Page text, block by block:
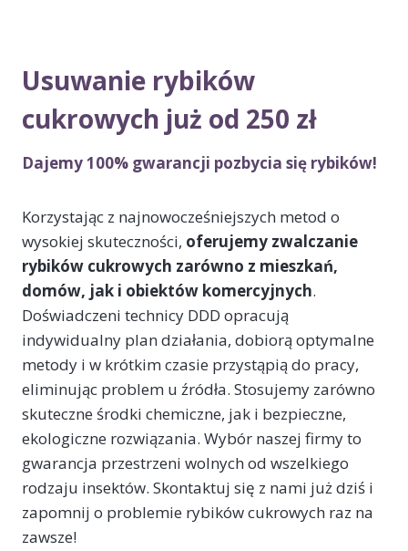
Usuwanie rybików
cukrowych już od 250 zł
Dajemy 100% gwarancji pozbycia się rybików!
Korzystając z najnowocześniejszych metod o
wysokiej skuteczności, oferujemy zwalczanie
rybików cukrowych zarówno z mieszkań,
domów, jak i obiektów komercyjnych.
Doświadczeni technicy DDD opracują
indywidualny plan działania, dobiorą optymalne
metody i w krótkim czasie przystąpią do pracy,
eliminując problem u źródła. Stosujemy zarówno
skuteczne środki chemiczne, jak i bezpieczne,
ekologiczne rozwiązania. Wybór naszej firmy to
gwarancja przestrzeni wolnych od wszelkiego
rodzaju insektów. Skontaktuj się z nami już dziś i
zapomnij o problemie rybików cukrowych raz na
zawsze!